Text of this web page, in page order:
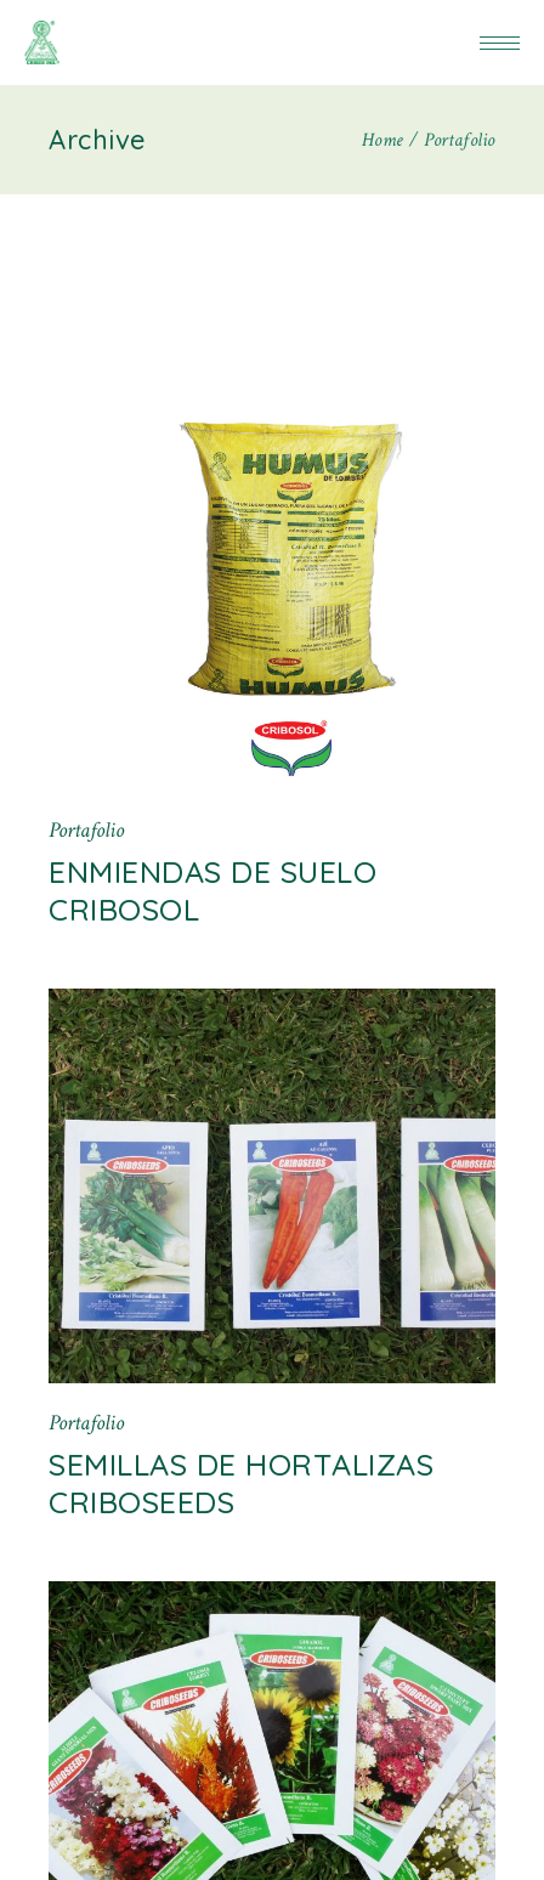
Archive Home Portafolio
Portafolio
ENMIENDAS DE SUELO
CRIBOSOL
Portafolio
SEMILLAS DE HORTALIZAS
CRIBOSEEDS